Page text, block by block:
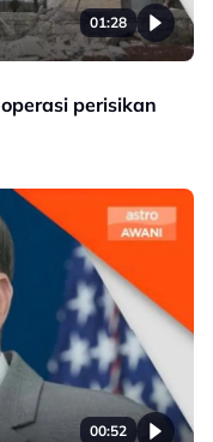
01:28
perisikan
00:52